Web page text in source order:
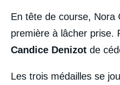
En tête de course, Nora
première à lâcher prise.
Candice Denizotde
Les trois médailles se